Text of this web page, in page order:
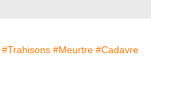
#Trahisons #Meurtre #Cadavre